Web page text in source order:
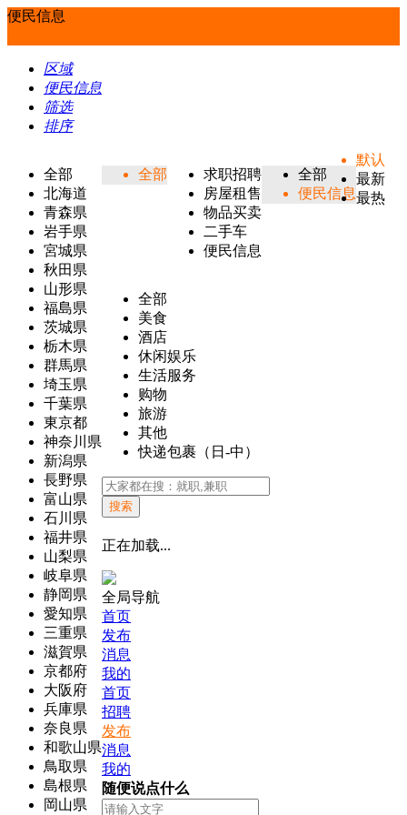
便民信息
区域
便民信息
筛选
排序
全部
北海道
青森県
岩手県
宮城県
秋田県
山形県
福島県
茨城県
栃木県
群馬県
埼玉県
千葉県
東京都
神奈川県
新潟県
長野県
富山県
石川県
福井県
山梨県
岐阜県
静岡県
愛知県
三重県
滋賀県
京都府
大阪府
兵庫県
奈良県
和歌山県
鳥取県
島根県
岡山県
全部
求职招聘
房屋租售
物品买卖
二手车
便民信息
全部
便民信息
全部
美食
酒店
休闲娱乐
生活服务
购物
旅游
其他
快递包裹（日-中）
默认
最新
最热
搜索
正在加载...
全局导航
首页
发布
消息
我的
首页
招聘
发布
消息
我的
随便说点什么